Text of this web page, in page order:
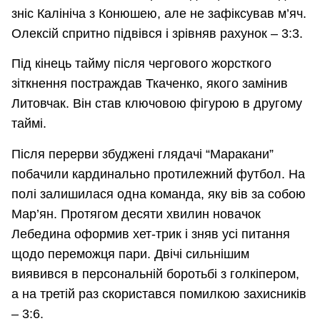
зніс Калініча з Конюшею, але не зафіксував м’яч.
Олексій спритно підвівся і зрівняв рахунок – 3:3.
Під кінець тайму після чергового жорсткого
зіткнення постраждав Ткаченко, якого замінив
Литовчак. Він став ключовою фігурою в другому
таймі.
Після перерви збуджені глядачі “Маракани”
побачили кардинально протилежний футбол. На
полі залишилася одна команда, яку вів за собою
Мар’ян. Протягом десяти хвилин новачок
Лебедина оформив хет-трик і зняв усі питання
щодо переможця пари. Двічі сильнішим
виявився в персональній боротьбі з голкіпером,
а на третій раз скористався помилкою захисників
– 3:6.